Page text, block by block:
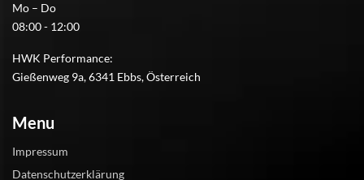
Mo – Do
08:00 - 12:00
HWK Performance:
Gießenweg 9a, 6341 Ebbs, Österreich
Menu
Impressum
Datenschutzerklärung